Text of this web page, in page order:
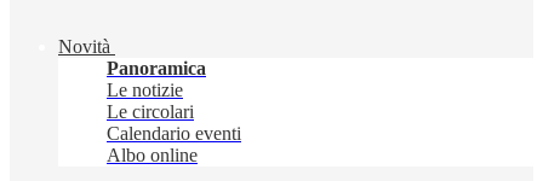
Novità
Panoramica
Le notizie
Le circolari
Calendario eventi
Albo online